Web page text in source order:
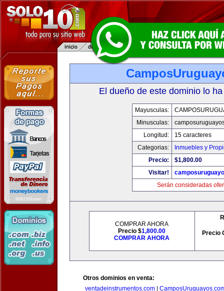
El dueño de este dominio lo
Mayusculas:
Minusculas:
Longitud:
15 caracteres
Categorias:
Inmuebles y
Precio:
$1,800.00
Visitar!
Serán consideradas
COMPRAR AHORA
Precio $1,800.00
COMPRAR AHORA
Precio
Otros dominios en venta:
ventadeinstrumentos.com